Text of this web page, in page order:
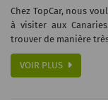
Chez TopCar, nous
à visiter aux
trouver de manière
VOIR PLUS